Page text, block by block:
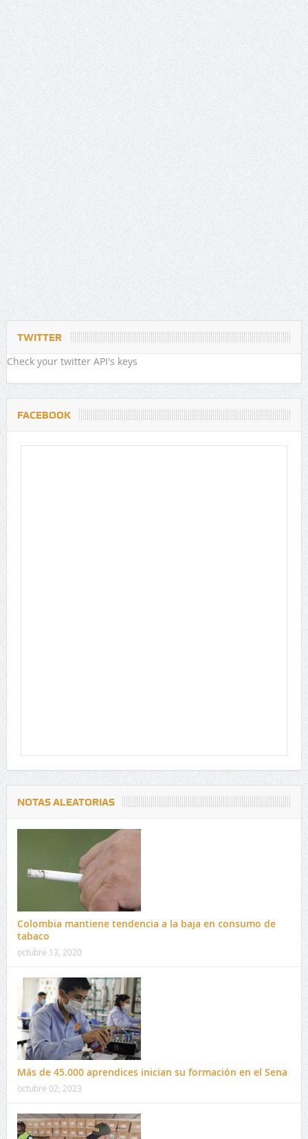
TWITTER
Check your twitter API's keys
FACEBOOK
NOTAS ALEATORIAS
Colombia mantiene tendencia a la baja en consumo de
tabaco
octubre 13, 2020
Más de 45.000 aprendices inician su formación en el Sena
octubre 02, 2023